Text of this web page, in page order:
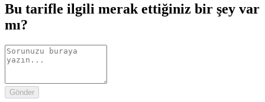
Bu tarifle ilgili merak ettiğiniz bir şey var
mı?
Gönder